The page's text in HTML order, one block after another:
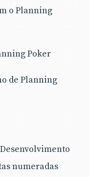
o Planning
de Planning
numeradas